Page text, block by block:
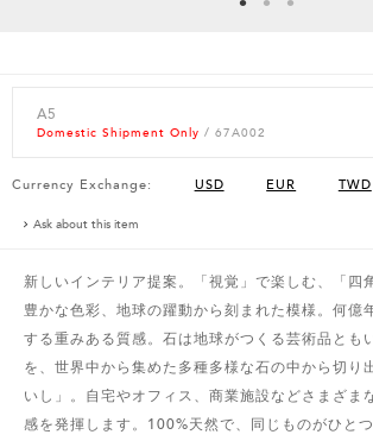
A5
Domestic Shipment Only / 67A002
Currency Exchange: USD EUR TWD
Ask about this item
新しいインテリア提案。「視覚」で楽しむ、「四
豊かな色彩、地球の躍動から刻まれた模様。何億
する重みある質感。石は地球がつくる芸術品とも
を、世界中から集めた多種多様な石の中から切り
いし」。自宅やオフィス、商業施設などさまざま
感を発揮します。100%天然で、同じものがひと